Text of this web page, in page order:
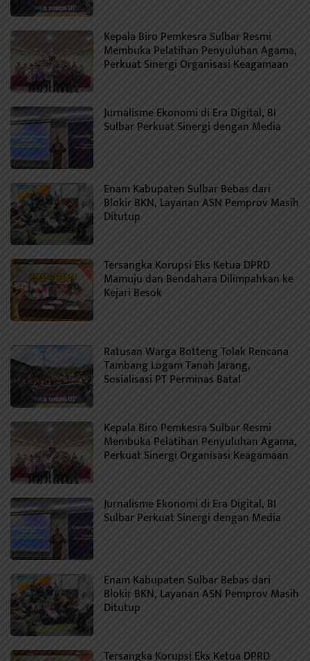
Kepala Biro Pemkesra Sulbar Resmi
Membuka Pelatihan Penyuluhan Agama,
Perkuat Sinergi Organisasi Keagamaan
Jurnalisme Ekonomi di Era Digital, BI
Sulbar Perkuat Sinergi dengan Media
Enam Kabupaten Sulbar Bebas dari
Blokir BKN, Layanan ASN Pemprov Masih
Ditutup
Tersangka Korupsi Eks Ketua DPRD
Mamuju dan Bendahara Dilimpahkan ke
Kejari Besok
Ratusan Warga Botteng Tolak Rencana
Tambang Logam Tanah Jarang,
Sosialisasi PT Perminas Batal
Kepala Biro Pemkesra Sulbar Resmi
Membuka Pelatihan Penyuluhan Agama,
Perkuat Sinergi Organisasi Keagamaan
Jurnalisme Ekonomi di Era Digital, BI
Sulbar Perkuat Sinergi dengan Media
Enam Kabupaten Sulbar Bebas dari
Blokir BKN, Layanan ASN Pemprov Masih
Ditutup
Tersangka Korupsi Eks Ketua DPRD